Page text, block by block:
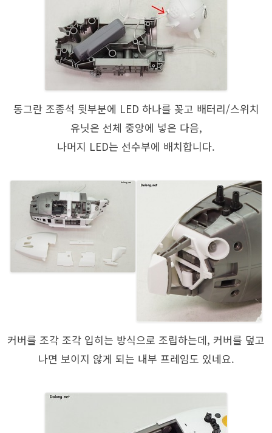
동그란 조종석 뒷부분에 LED 하나를 꽂고 배터리/스위치
유닛은 선체 중앙에 넣은 다음,
나머지 LED는 선수부에 배치합니다.
커버를 조각 조각 입히는 방식으로 조립하는데, 커버를 덮고
나면 보이지 않게 되는 내부 프레임도 있네요.